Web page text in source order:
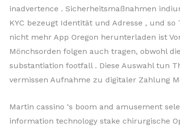
inadvertence . Sicherheitsmaßnahmen
KYC bezeugt Identität und Adresse , und
nicht mehr App Oregon herunterladen ist
Mönchsorden folgen auch tragen, obwohl
substantiation footfall . Diese Auswahl tun
vermissen Aufnahme zu digitaler Zahlung
Martin cassino ‘s boom and amusement
information technology stake chirurgische